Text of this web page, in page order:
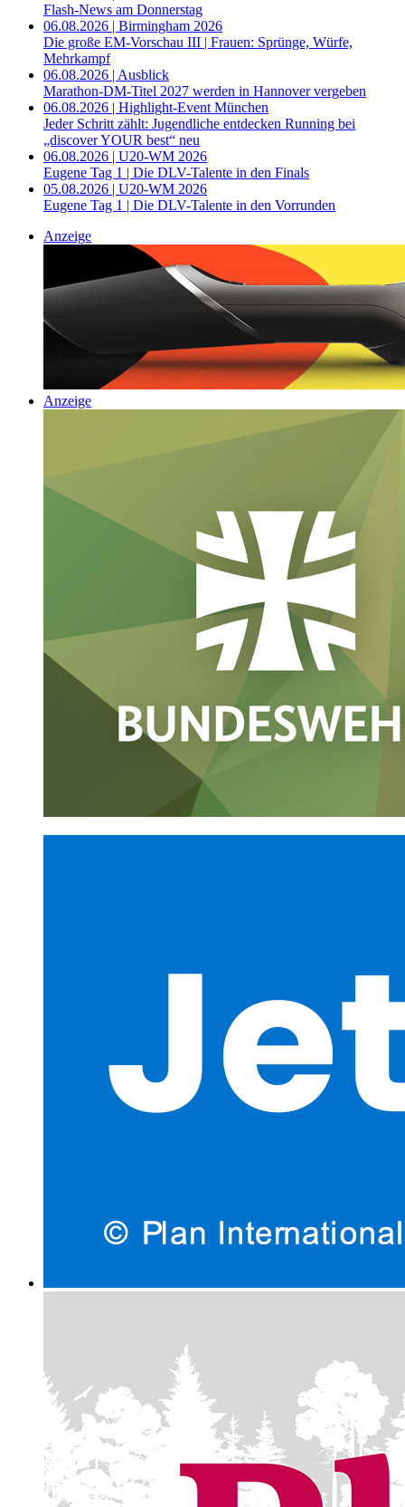
Flash-News am Donnerstag
06.08.2026 | Birmingham 2026
Die große EM-Vorschau III | Frauen: Sprünge, Würfe,
Mehrkampf
06.08.2026 | Ausblick
Marathon-DM-Titel 2027 werden in Hannover vergeben
06.08.2026 | Highlight-Event München
Jeder Schritt zählt: Jugendliche entdecken Running bei
„discover YOUR best“ neu
06.08.2026 | U20-WM 2026
Eugene Tag 1 | Die DLV-Talente in den Finals
05.08.2026 | U20-WM 2026
Eugene Tag 1 | Die DLV-Talente in den Vorrunden
Anzeige
Anzeige